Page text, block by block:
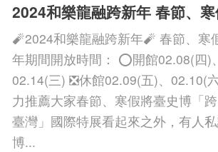
2024和樂龍融跨新年 春節、
🧨2024和樂龍融跨新年🧨 春節、寒
年期間開放時間： ⭕開館02.08(四)
02.14(三) ❎休館02.09(五)、02.10(
力推薦大家春節、寒假將臺史博「
臺灣」國際特展看起來之外，有人
博...